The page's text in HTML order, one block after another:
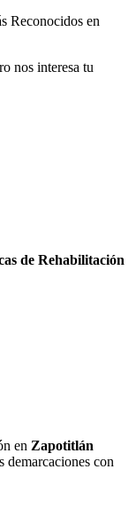
Reconocidos en
nos interesa tu
de Rehabilitación
en Zapotitlán
demarcaciones con